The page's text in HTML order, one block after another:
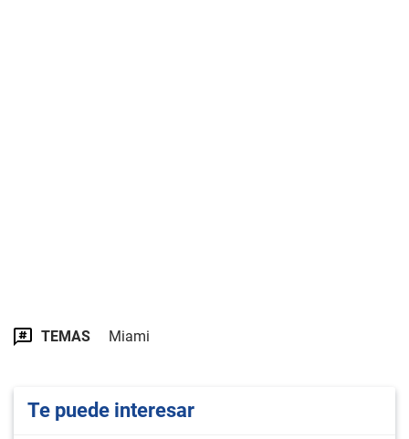
TEMAS Miami
Te puede interesar